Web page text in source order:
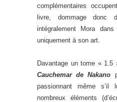
complémentaires
livre, dommage
intégralement Mora
uniquement à son art.
Davantage un tome « 1.5
Cauchemar de Nakano
passionnant même s’il
nombreux éléments